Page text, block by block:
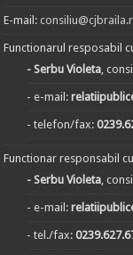
E-mail:
Functionarul resposabil
- Serbu Violeta,
- e-mail:
- telefon/fax:
Functionar responsabil
- Serbu Violeta,
- e-mail:
- tel./fax: